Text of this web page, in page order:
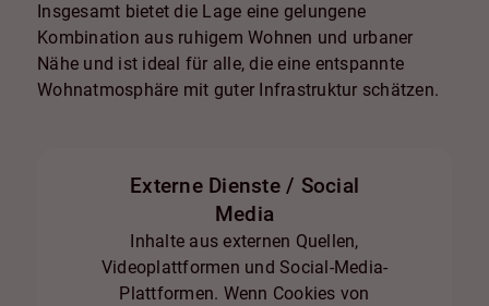
Insgesamt bietet die Lage eine gelungene
Kombination aus ruhigem Wohnen und urbaner
Nähe und ist ideal für alle, die eine entspannte
Wohnatmosphäre mit guter Infrastruktur schätzen.
Externe Dienste / Social
Media
Inhalte aus externen Quellen,
Videoplattformen und Social-Media-
Plattformen. Wenn Cookies von